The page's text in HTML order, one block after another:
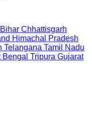
Bihar Chhattisgarh
Himachal Pradesh
Telangana Tamil Nadu
Bengal Tripura Gujarat